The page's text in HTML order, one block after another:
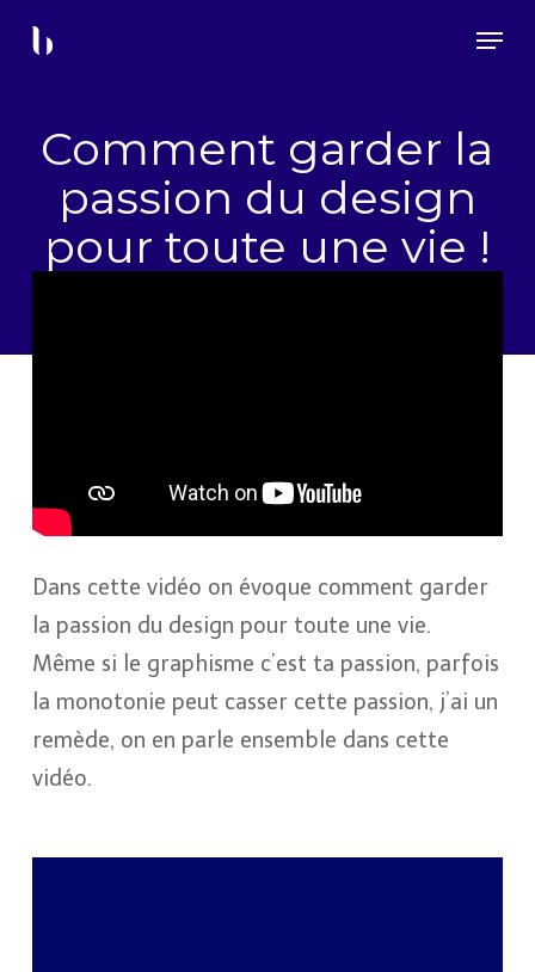
content
Menu
Comment garder la
passion du design
pour toute une vie !
Dans cette vidéo on évoque comment garder
la passion du design pour toute une vie.
Même si le graphisme c’est ta passion, parfois
la monotonie peut casser cette passion, j’ai un
remède, on en parle ensemble dans cette
vidéo.